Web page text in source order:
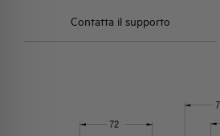
Contatta il supporto